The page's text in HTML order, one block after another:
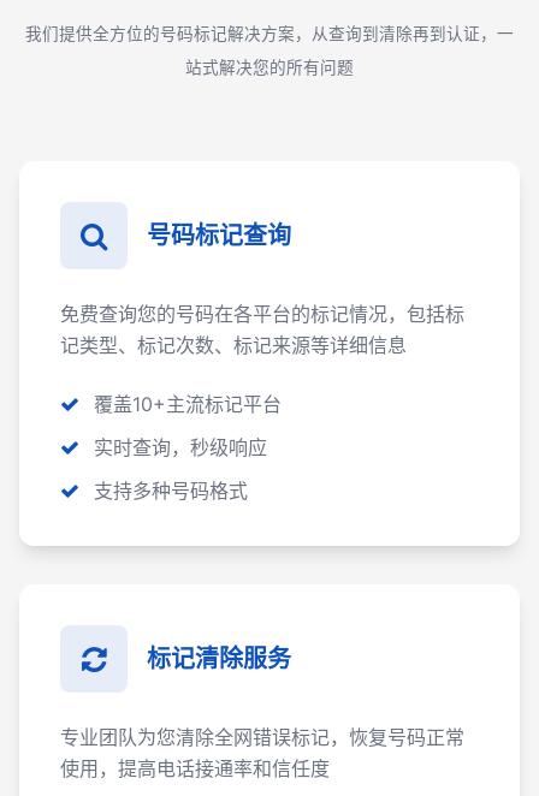
我们提供全方位的号码标记解决方案，从查询到清除再到认证，一
站式解决您的所有问题
号码标记查询
免费查询您的号码在各平台的标记情况，包括标
记类型、标记次数、标记来源等详细信息
覆盖10+主流标记平台
实时查询，秒级响应
支持多种号码格式
标记清除服务
专业团队为您清除全网错误标记，恢复号码正常
使用，提高电话接通率和信任度